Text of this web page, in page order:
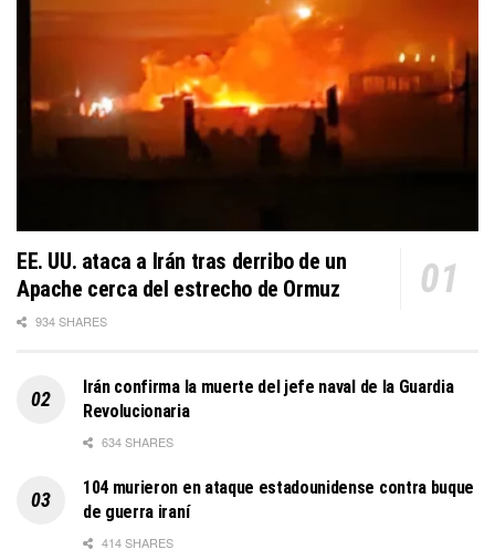
EE. UU. ataca a Irán tras derribo de un
Apache cerca del estrecho de Ormuz
934 SHARES
Irán confirma la muerte del jefe naval de la Guardia
Revolucionaria
634 SHARES
104 murieron en ataque estadounidense contra buque
de guerra iraní
414 SHARES